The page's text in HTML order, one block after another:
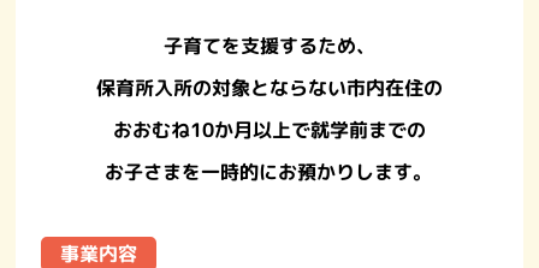
子育てを支援するため、
保育所入所の対象とならない市内在住の
おおむね10か月以上で就学前までの
お子さまを一時的にお預かりします。
事業内容